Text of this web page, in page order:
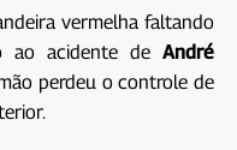
vermelha faltando
ao acidente deAndré
perdeu o controle de